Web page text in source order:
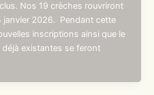
Nos 19 crèches rouvriront
janvier 2026. Pendant cette
inscriptions ainsi que le
existantes se feront